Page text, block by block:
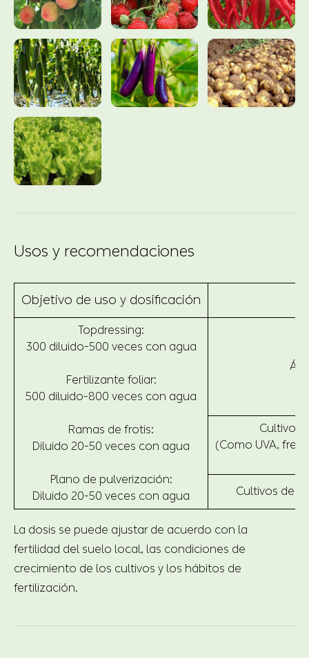
Usos y recomendaciones
Objetivo de uso y dosificación
Topdressing:
300 diluido-500 veces con agua
Fertilizante foliar:
500 diluido-800 veces con agua
Ramas de frotis:
Diluido 20-50 veces con agua
Plano de pulverización:
Diluido 20-50 veces con agua
Cultivo
(Como UVA,
Cultivos de
La dosis se puede ajustar de acuerdo con la
fertilidad del suelo local, las condiciones de
crecimiento de los cultivos y los hábitos de
fertilización.